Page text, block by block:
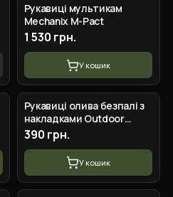
Рукавиці мультикам
Mechanix M-Pact
1 530 грн.
У кошик
Рукавиці олива безпалі з
накладками Outdoor
Tactics
390 грн.
У кошик